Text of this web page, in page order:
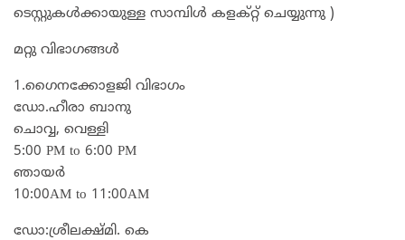
ടെസ്റ്റുകൾക്കായുള്ള സാമ്പിൾ കളക്റ്റ് ചെയ്യുന്നു )
മറ്റു വിഭാഗങ്ങൾ
1.ഗൈനക്കോളജി വിഭാഗം
ഡോ.ഹീരാ ബാനു
ചൊവ്വ, വെള്ളി
5:00 PM to 6:00 PM
ഞായർ
10:00AM to 11:00AM
ഡോ:ശ്രീലക്ഷ്മി. കെ